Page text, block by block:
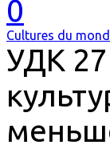
0
Cultures du
УДК